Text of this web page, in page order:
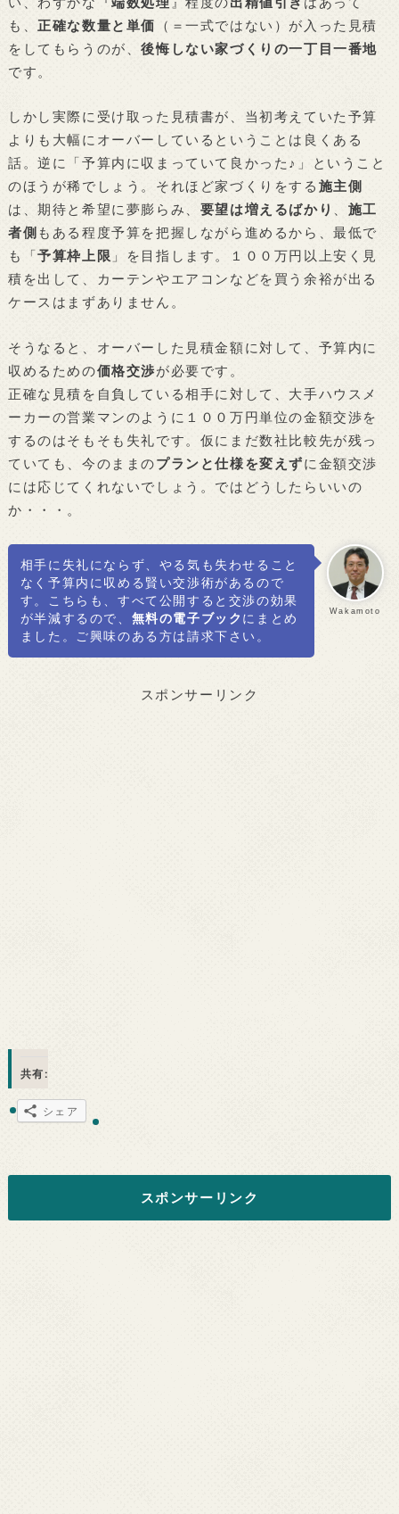
も、正確な数量と単価
（＝一式ではない）が入った見積
をしてもらうのが、後悔しない家づくりの一丁目一番地
です。
しかし実際に受け取った見積書が、当初考えていた予算
よりも大幅にオーバーしているということは良くある
話。逆に「予算内に収まっていて良かった♪」ということ
のほうが稀でしょう。それほど家づくりをする 施主側
は、期待と希望に夢膨らみ、 要望は増えるばかり 、 施工
者側 もある程度予算を把握しながら進めるから、最低で
も「予算枠上限 」を目指します。１００万円以上安く見
積を出して、カーテンやエアコンなどを買う余裕が出る
ケースはまずありません。
そうなると、オーバーした見積金額に対して、予算内に
収めるための価格交渉が必要です。
正確な見積を自負している相手に対して、大手ハウスメ
ーカーの営業マンのように１００万円単位の金額交渉を
するのはそもそも失礼です。仮にまだ数社比較先が残っ
ていても、今のままのプランと仕様を変えずに金額交渉
には応じてくれないでしょう。ではどうしたらいいの
か・・・。
Wakamoto
相手に失礼にならず、やる気も失わせること
なく予算内に収める賢い交渉術があるので
す。こちらも、すべて公開すると交渉の効果
が半減するので、 無料の電子ブック にまとめ
ました。ご興味のある方は請求下さい。
スポンサーリンク
共有:
シェア
スポンサーリンク